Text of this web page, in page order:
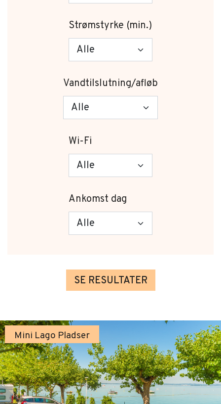
Strømstyrke (min.)
Vandtilslutning/afløb
Wi-Fi
Ankomst dag
SE RESULTATER
Mini Lago Pladser